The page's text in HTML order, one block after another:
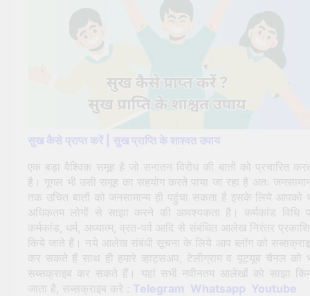
सुख कैसे प्राप्त करें | सुख प्राप्ति के शाश्वत उपाय
एक बड़ा वैश्विक समूह है जो सनातन विरोध की बातों को प्रचारित
है। गूगल भी उसी समूह का सहयोग करते पाया जा रहा है अतः
तक उचित बातों को जनसामान्य ही पहुंचा सकता है इसके लिये आपको
अधिकतम लोगों से साझा करने की आवश्यकता है। कर्मकांड विधि
कर्मकांड, धर्म, अध्यात्म, व्रत-पर्व आदि से संबंधित आलेख निरंतर
किये जाते हैं। नये आलेख संबंधी सूचना के लिये आप ब्लॉग को
कर सकते हैं साथ ही हमारे व्हाट्सअप, टेलीग्राम व यूट्यूब चैनल को
सब्सक्राइब कर सकते हैं। यहां सभी नवीनतम आलेखों को साझा
जाता है, सब्सक्राइब करे : Telegram Whatsapp Youtube